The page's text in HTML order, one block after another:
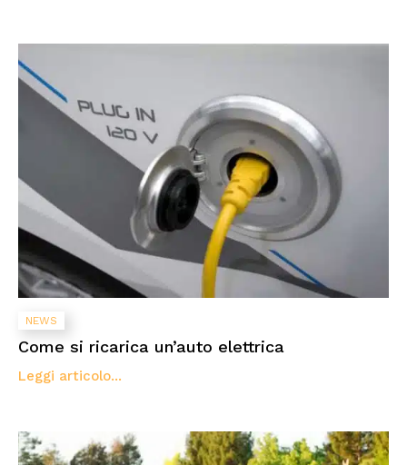
NEWS
Come si ricarica un’auto elettrica
Leggi articolo...